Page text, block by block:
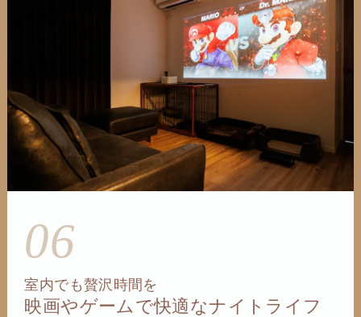
06
室内でも贅沢時間を
映画やゲームで快適なナイトライフ